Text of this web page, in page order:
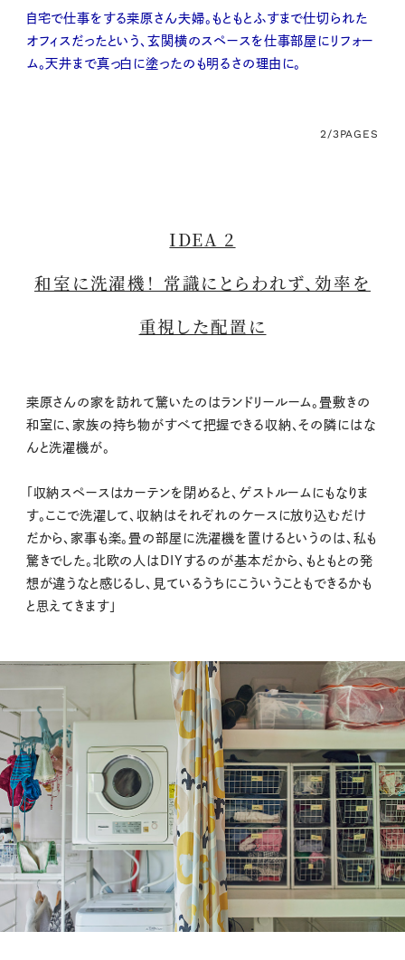
自宅で仕事をする桒原さん夫婦。もともとふすまで仕切られた
オフィスだったという、玄関横のスペースを仕事部屋にリフォー
ム。天井まで真っ白に塗ったのも明るさの理由に。
2/3PAGES
IDEA 2
和室に洗濯機！ 常識にとらわれず、効率を
重視した配置に
桒原さんの家を訪れて驚いたのはランドリールーム。畳敷きの
和室に、家族の持ち物がすべて把握できる収納、その隣にはな
んと洗濯機が。
「収納スペースはカーテンを閉めると、ゲストルームにもなりま
す。ここで洗濯して、収納はそれぞれのケースに放り込むだけ
だから、家事も楽。畳の部屋に洗濯機を置けるというのは、私も
驚きでした。北欧の人はDIYするのが基本だから、もともとの発
想が違うなと感じるし、見ているうちにこういうこともできるかも
と思えてきます」